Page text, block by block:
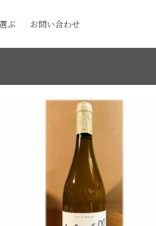
ぶ お問い合わせ